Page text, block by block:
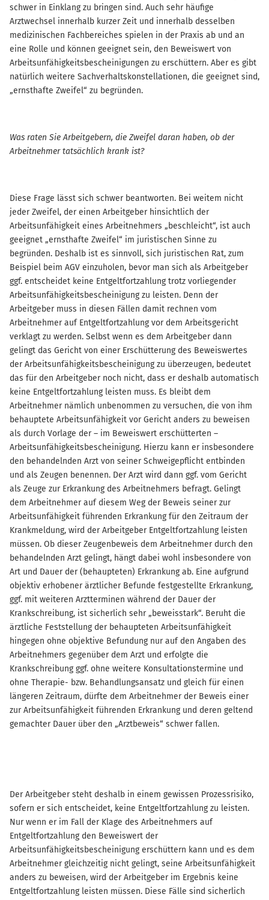
schwer in Einklang zu bringen sind. Auch sehr häufige
Arztwechsel innerhalb kurzer Zeit und innerhalb desselben
medizinischen Fachbereiches spielen in der Praxis ab und an
eine Rolle und können geeignet sein, den Beweiswert von
Arbeitsunfähigkeitsbescheinigungen zu erschüttern. Aber es gibt
natürlich weitere Sachverhaltskonstellationen, die geeignet sind,
„ernsthafte Zweifel“ zu begründen.
Was raten Sie Arbeitgebern, die Zweifel daran haben, ob der
Arbeitnehmer tatsächlich krank ist?
Diese Frage lässt sich schwer beantworten. Bei weitem nicht
jeder Zweifel, der einen Arbeitgeber hinsichtlich der
Arbeitsunfähigkeit eines Arbeitnehmers „beschleicht“, ist auch
geeignet „ernsthafte Zweifel“ im juristischen Sinne zu
begründen. Deshalb ist es sinnvoll, sich juristischen Rat, zum
Beispiel beim AGV einzuholen, bevor man sich als Arbeitgeber
ggf. entscheidet keine Entgeltfortzahlung trotz vorliegender
Arbeitsunfähigkeitsbescheinigung zu leisten. Denn der
Arbeitgeber muss in diesen Fällen damit rechnen vom
Arbeitnehmer auf Entgeltfortzahlung vor dem Arbeitsgericht
verklagt zu werden. Selbst wenn es dem Arbeitgeber dann
gelingt das Gericht von einer Erschütterung des Beweiswertes
der Arbeitsunfähigkeitsbescheinigung zu überzeugen, bedeutet
das für den Arbeitgeber noch nicht, dass er deshalb automatisch
keine Entgeltfortzahlung leisten muss. Es bleibt dem
Arbeitnehmer nämlich unbenommen zu versuchen, die von ihm
behauptete Arbeitsunfähigkeit vor Gericht anders zu beweisen
als durch Vorlage der – im Beweiswert erschütterten –
Arbeitsunfähigkeitsbescheinigung. Hierzu kann er insbesondere
den behandelnden Arzt von seiner Schweigepflicht entbinden
und als Zeugen benennen. Der Arzt wird dann ggf. vom Gericht
als Zeuge zur Erkrankung des Arbeitnehmers befragt. Gelingt
dem Arbeitnehmer auf diesem Weg der Beweis seiner zur
Arbeitsunfähigkeit führenden Erkrankung für den Zeitraum der
Krankmeldung, wird der Arbeitgeber Entgeltfortzahlung leisten
müssen. Ob dieser Zeugenbeweis dem Arbeitnehmer durch den
behandelnden Arzt gelingt, hängt dabei wohl insbesondere von
Art und Dauer der (behaupteten) Erkrankung ab. Eine aufgrund
objektiv erhobener ärztlicher Befunde festgestellte Erkrankung,
ggf. mit weiteren Arztterminen während der Dauer der
Krankschreibung, ist sicherlich sehr „beweisstark“. Beruht die
ärztliche Feststellung der behaupteten Arbeitsunfähigkeit
hingegen ohne objektive Befundung nur auf den Angaben des
Arbeitnehmers gegenüber dem Arzt und erfolgte die
Krankschreibung ggf. ohne weitere Konsultationstermine und
ohne Therapie- bzw. Behandlungsansatz und gleich für einen
längeren Zeitraum, dürfte dem Arbeitnehmer der Beweis einer
zur Arbeitsunfähigkeit führenden Erkrankung und deren geltend
gemachter Dauer über den „Arztbeweis“ schwer fallen.
Der Arbeitgeber steht deshalb in einem gewissen Prozessrisiko,
sofern er sich entscheidet, keine Entgeltfortzahlung zu leisten.
Nur wenn er im Fall der Klage des Arbeitnehmers auf
Entgeltfortzahlung den Beweiswert der
Arbeitsunfähigkeitsbescheinigung erschüttern kann und es dem
Arbeitnehmer gleichzeitig nicht gelingt, seine Arbeitsunfähigkeit
anders zu beweisen, wird der Arbeitgeber im Ergebnis keine
Entgeltfortzahlung leisten müssen. Diese Fälle sind sicherlich